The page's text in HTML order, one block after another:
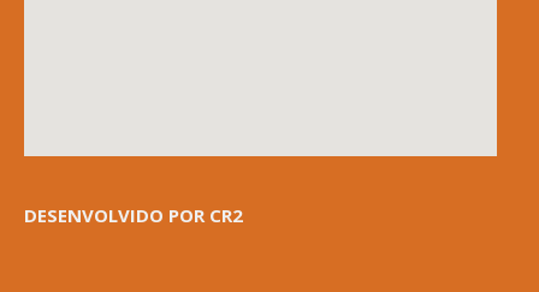
DESENVOLVIDO POR CR2